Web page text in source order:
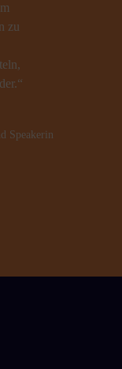
zu
Speakerin